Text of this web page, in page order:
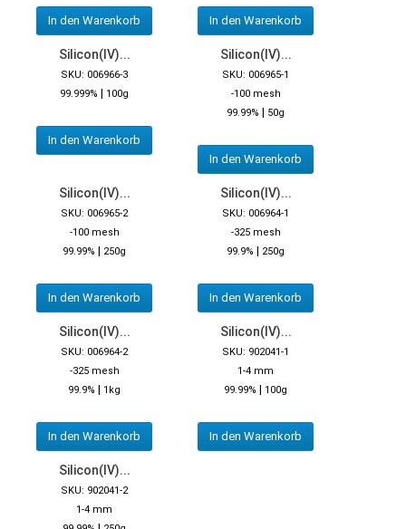
In den Warenkorb In den Warenkorb
Silicon(IV)...
SKU: 006966-3
99.999% | 100g
In den Warenkorb
Silicon(IV)...
SKU: 006965-1
-100 mesh
99.99% | 50g
In den Warenkorb
Silicon(IV)...
SKU: 006965-2
-100 mesh
99.99% | 250g
In den Warenkorb
Silicon(IV)...
SKU: 006964-1
-325 mesh
99.9% | 250g
In den Warenkorb
Silicon(IV)...
SKU: 006964-2
-325 mesh
99.9% | 1kg
In den Warenkorb
Silicon(IV)...
SKU: 902041-1
1-4 mm
99.99% | 100g
In den Warenkorb
Silicon(IV)...
SKU: 902041-2
1-4 mm